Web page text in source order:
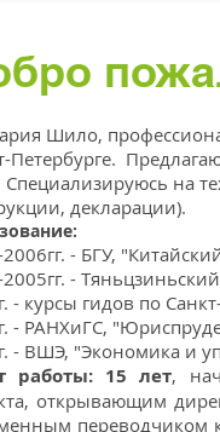
Шило,
Петербурге.
Специализируюсь на
декларации).
- БГУ,
-
- курсы гидов по
- РАНХиГС,
- ВШЭ, "Экономика и
работы: 15 лет,
открывающим
переводчиком